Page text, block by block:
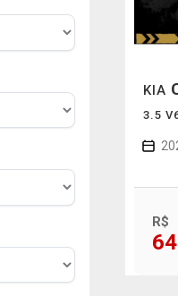
KIA
3.5
R$